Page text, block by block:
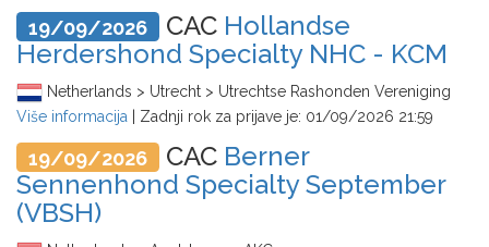
19/09/2026 CAC Hollandse
Herdershond Specialty NHC - KCM
Netherlands > Utrecht > Utrechtse Rashonden Vereniging
Više informacija
| Zadnji rok za prijave je: 01/09/2026 21:59
19/09/2026 CAC Berner
Sennenhond Specialty September
(VBSH)